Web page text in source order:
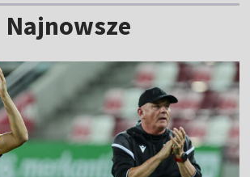
Najnowsze